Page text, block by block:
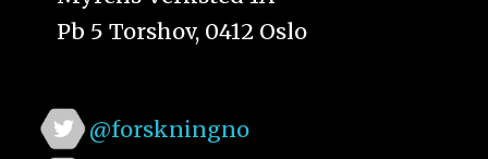
Pb 5 Torshov, 0412 Oslo
@forskningno